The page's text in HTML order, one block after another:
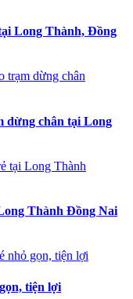
Long Thành, Đồng
dừng chân tại Long
Thành Đồng Nai
tiện lợi